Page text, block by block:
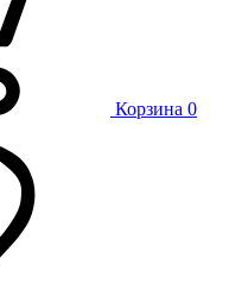
Корзина 0